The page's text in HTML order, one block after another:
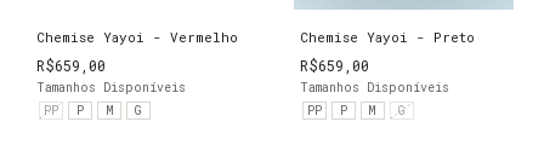
Chemise Yayoi - Vermelho
R$659,00
Tamanhos Disponíveis
PP
P M G
Chemise Yayoi - Preto
R$659,00
Tamanhos Disponíveis
PP
P M G